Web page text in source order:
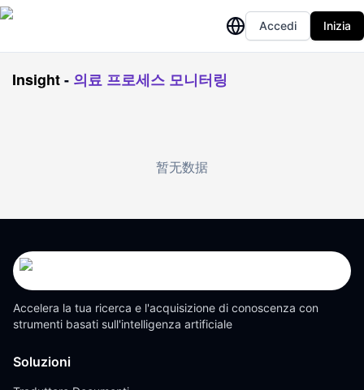
Accedi Inizia
Insight- 의료 프로세스 모니터링
暂无数据
Accelera la tua ricerca e l'acquisizione di conoscenza con
strumenti basati sull'intelligenza artificiale
Soluzioni